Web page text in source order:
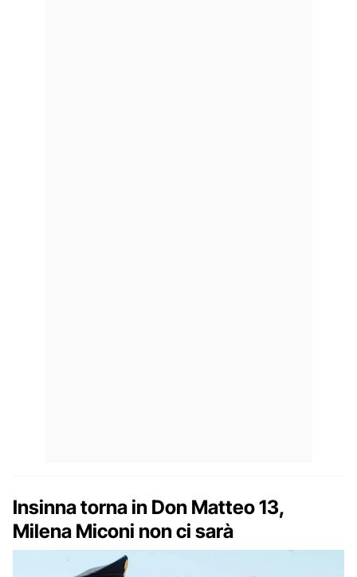
Insinna torna in Don Matteo 13,
Milena Miconi non ci sarà